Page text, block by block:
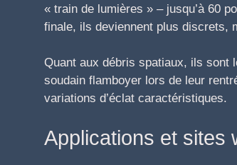
« train de lumières » – jusqu’à 60
finale, ils deviennent plus discrets,
Quant aux débris spatiaux, ils sont
soudain flamboyer lors de leur
variations d’éclat caractéristiques.
Applications et sites